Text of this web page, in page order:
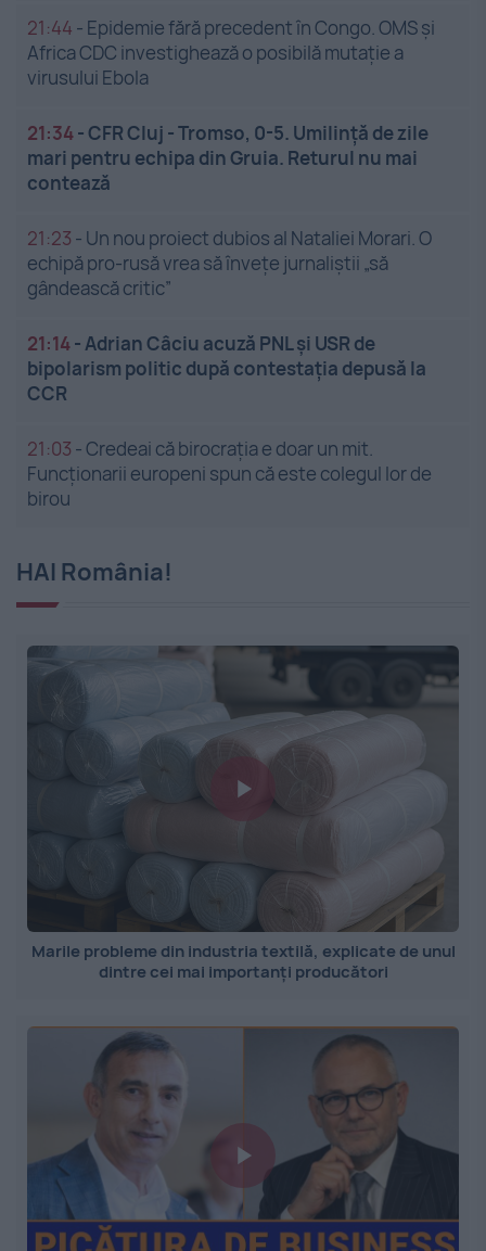
21:44 - Epidemie fără precedent în Congo. OMS și
Africa CDC investighează o posibilă mutație a
virusului Ebola
21:34-CFR Cluj - Tromso, 0-5. Umilință de zile
mari pentru echipa din Gruia. Returul nu mai
contează
21:23 - Un nou proiect dubios al Nataliei Morari. O
echipă pro-rusă vrea să înveţe jurnaliştii „să
gândească critic”
21:14-Adrian Câciu acuză PNL și USR de
bipolarism politic după contestația depusă la
CCR
21:03 -Credeai că birocrația e doar un mit.
Funcționarii europeni spun că este colegul lor de
birou
HAI România!
Marile probleme din industria textilă, explicate de unul
dintre cei mai importanți producători